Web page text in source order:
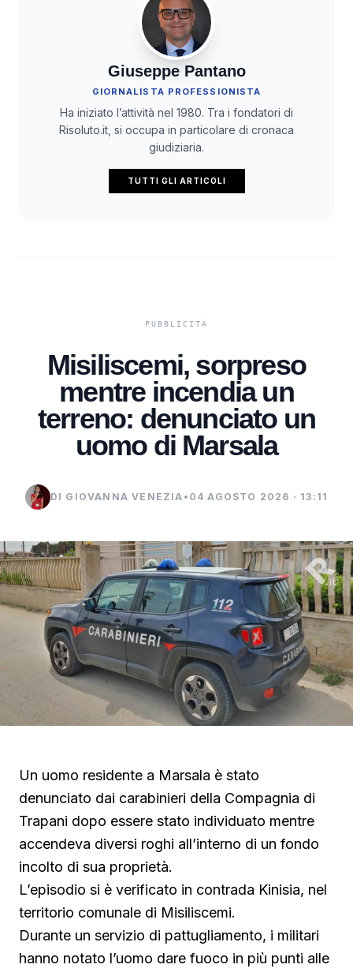
Giuseppe Pantano
GIORNALISTA PROFESSIONISTA
Ha iniziato l’attività nel 1980. Tra i fondatori di
Risoluto.it, si occupa in particolare di cronaca
giudiziaria.
TUTTI GLI ARTICOLI
Misiliscemi, sorpreso
mentre incendia un
terreno: denunciato un
uomo di Marsala
DI GIOVANNA VENEZIA • 04 AGOSTO 2026 · 13:11
Un uomo residente a Marsala è stato
denunciato dai carabinieri della Compagnia di
Trapani dopo essere stato individuato mentre
accendeva diversi roghi all’interno di un fondo
incolto di sua proprietà.
L’episodio si è verificato in contrada Kinisia, nel
territorio comunale di Misiliscemi.
Durante un servizio di pattugliamento, i militari
hanno notato l’uomo dare fuoco in più punti alle